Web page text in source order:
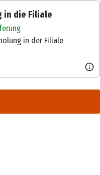
in die Filiale
in der Filiale